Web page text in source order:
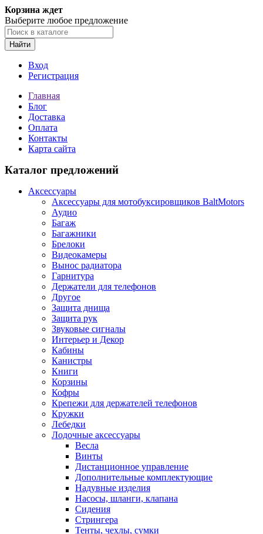
Корзина ждет
Выберите любое предложение
Найти
Вход
Регистрация
Главная
Блог
Доставка
Оплата
Контакты
Карта сайта
Каталог предложений
Аксессуары
Аксессуары для мотобуксировщиков BaltMotors
Аудио
Багаж
Багажники
Брелоки
Видеокамеры
Вынос радиатора
Гарнитура
Держатели для телефонов
Другое
Защита днища
Защита рук
Звуковые сигналы
Интерьер и Декор
Кабины
Канистры
Книги
Корзины
Кофры
Крепежи для держателей телефонов
Кружки
Лебедки
Лодочные аксессуары
Весла
Винты
Дистанционное управление
Дополнительные комплектующие
Надувные изделия
Насосы, шланги, клапана
Сидения
Стрингера
Тенты, чехлы, сумки